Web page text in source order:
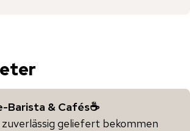
Barista & Cafés☕️
geliefert bekommen